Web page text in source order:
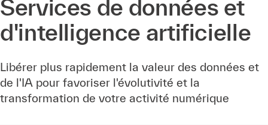
Services de données et
d'intelligence artificielle
Libérer plus rapidement la valeur des données et
de l'IA pour favoriser l'évolutivité et la
transformation de votre activité numérique